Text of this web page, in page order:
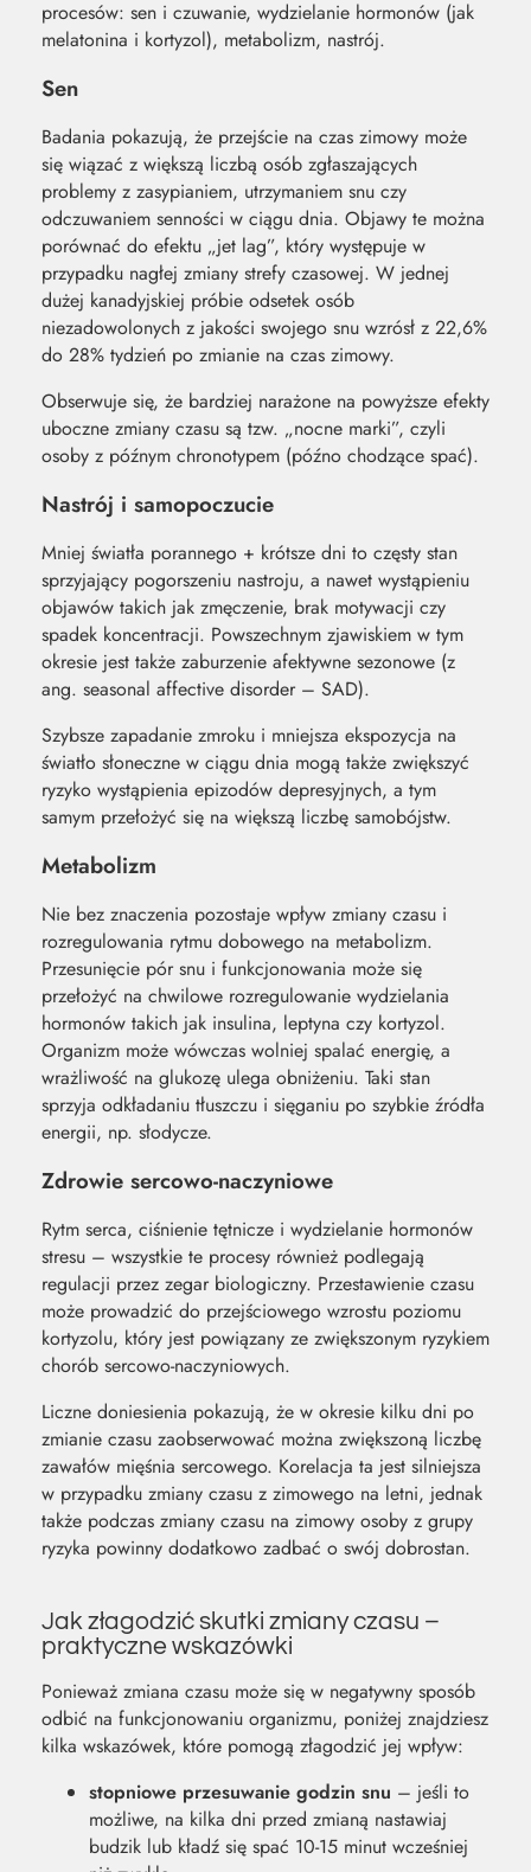
procesów: sen i czuwanie, wydzielanie hormonów (jak
melatonina i kortyzol), metabolizm, nastrój.
Sen
Badania pokazują, że przejście na czas zimowy może
się wiązać z większą liczbą osób zgłaszających
problemy z zasypianiem, utrzymaniem snu czy
odczuwaniem senności w ciągu dnia. Objawy te można
porównać do efektu „jet lag”, który występuje w
przypadku nagłej zmiany strefy czasowej. W jednej
dużej kanadyjskiej próbie odsetek osób
niezadowolonych z jakości swojego snu wzrósł z 22,6%
do 28% tydzień po zmianie na czas zimowy.
Obserwuje się, że bardziej narażone na powyższe efekty
uboczne zmiany czasu są tzw. „nocne marki”, czyli
osoby z późnym chronotypem (późno chodzące spać).
Nastrój i samopoczucie
Mniej światła porannego + krótsze dni to częsty stan
sprzyjający pogorszeniu nastroju, a nawet wystąpieniu
objawów takich jak zmęczenie, brak motywacji czy
spadek koncentracji. Powszechnym zjawiskiem w tym
okresie jest także zaburzenie afektywne sezonowe (z
ang. seasonal affective disorder – SAD).
Szybsze zapadanie zmroku i mniejsza ekspozycja na
światło słoneczne w ciągu dnia mogą także zwiększyć
ryzyko wystąpienia epizodów depresyjnych, a tym
samym przełożyć się na większą liczbę samobójstw.
Metabolizm
Nie bez znaczenia pozostaje wpływ zmiany czasu i
rozregulowania rytmu dobowego na metabolizm.
Przesunięcie pór snu i funkcjonowania może się
przełożyć na chwilowe rozregulowanie wydzielania
hormonów takich jak insulina, leptyna czy kortyzol.
Organizm może wówczas wolniej spalać energię, a
wrażliwość na glukozę ulega obniżeniu. Taki stan
sprzyja odkładaniu tłuszczu i sięganiu po szybkie źródła
energii, np. słodycze.
Zdrowie sercowo-naczyniowe
Rytm serca, ciśnienie tętnicze i wydzielanie hormonów
stresu – wszystkie te procesy również podlegają
regulacji przez zegar biologiczny. Przestawienie czasu
może prowadzić do przejściowego wzrostu poziomu
kortyzolu, który jest powiązany ze zwiększonym ryzykiem
chorób sercowo-naczyniowych.
Liczne doniesienia pokazują, że w okresie kilku dni po
zmianie czasu zaobserwować można zwiększoną liczbę
zawałów mięśnia sercowego. Korelacja ta jest silniejsza
w przypadku zmiany czasu z zimowego na letni, jednak
także podczas zmiany czasu na zimowy osoby z grupy
ryzyka powinny dodatkowo zadbać o swój dobrostan.
Jak złagodzić skutki zmiany czasu –
praktyczne wskazówki
Ponieważ zmiana czasu może się w negatywny sposób
odbić na funkcjonowaniu organizmu, poniżej znajdziesz
kilka wskazówek, które pomogą złagodzić jej wpływ:
stopniowe przesuwanie godzin snu – jeśli to
możliwe, na kilka dni przed zmianą nastawiaj
budzik lub kładź się spać 10-15 minut wcześniej